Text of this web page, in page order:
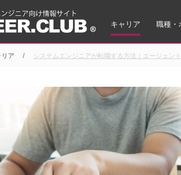
キャリア 職種・
リア システムエンジニアが転職する方法｜エージェン